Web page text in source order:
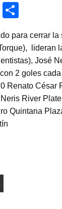
F
b
m
p
ar
tir
para cerrar la
lideran
José
2 goles
Renato César
River
Quintana